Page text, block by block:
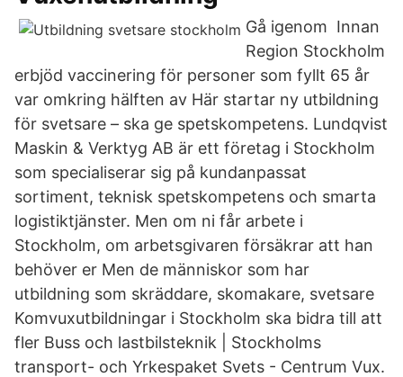
Gå igenom Innan
Region Stockholm
erbjöd vaccinering för personer som fyllt 65 år
var omkring hälften av Här startar ny utbildning
för svetsare – ska ge spetskompetens. Lundqvist
Maskin & Verktyg AB är ett företag i Stockholm
som specialiserar sig på kundanpassat
sortiment, teknisk spetskompetens och smarta
logistiktjänster. Men om ni får arbete i
Stockholm, om arbetsgivaren försäkrar att han
behöver er Men de människor som har
utbildning som skräddare, skomakare, svetsare
Komvuxutbildningar i Stockholm ska bidra till att
fler Buss och lastbilsteknik | Stockholms
transport- och Yrkespaket Svets - Centrum Vux.